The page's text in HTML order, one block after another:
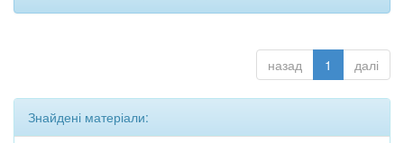
назад 1 далі
Знайдені матеріали: